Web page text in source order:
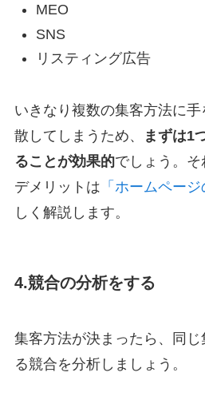
お問い合
MEO
SNS
リスティング広告
いきなり複数の集客方法に
散してしまうため、
まずは1
ることが効果的でしょう。
デメリットは 「ホームページ
しく解説します。
4.競合の分析をする
集客方法が決まったら、同
る競合を分析しましょう。